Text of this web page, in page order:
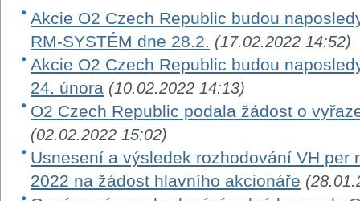
Akcie O2 Czech Republic budou
RM-SYSTÉM dne 28.2. (17.02.2022 14:52)
Akcie O2 Czech Republic budou
24. února (10.02.2022 14:13)
O2 Czech Republic podala žádost o
(02.02.2022 15:02)
Usnesení a výsledek rozhodování VH per
2022 na žádost hlavního akcionáře